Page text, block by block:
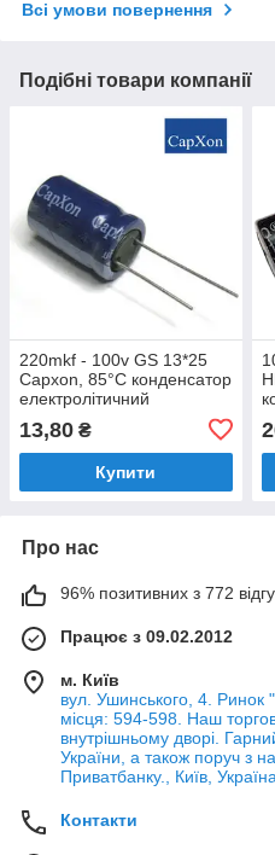
Всі умови повернення
Подібні товари компанії
220mkf - 100v GS 13*25
Capxon, 85°C конденсатор
електролітичний
13,80 ₴
Купити
Про нас
96% позитивних з 772
Працює з 09.02.2012
м. Київ
вул. Ушинського, 4. Ринок
місця: 594-598. Наш
внутрішньому дворі.
України, а також поруч з
Приватбанку., Київ, Україна
Контакти